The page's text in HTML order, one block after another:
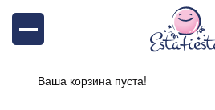
Ваша корзина пуста!